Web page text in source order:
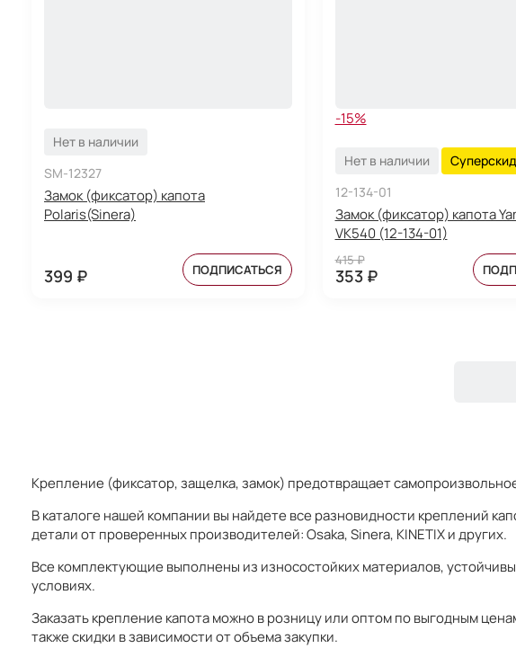
Нет в наличии
SM-12327
Замок (фиксатор) капота
Polaris(Sinera)
399 ₽ ПОДПИСАТЬСЯ
-15%
Нет в наличии
12-134-01
Замок (фиксатор) капота
VK540 (12-134-01)
415 ₽
353 ₽
Крепление (фиксатор, защелка, замок) предотвращает
В каталоге нашей компании вы найдете все разновидности креплений
детали от проверенных производителей: Osaka, Sinera, KINETIX и других.
Все комплектующие выполнены из износостойких материалов,
условиях.
Заказать крепление капота можно в розницу или оптом по выгодным
также скидки в зависимости от объема закупки.